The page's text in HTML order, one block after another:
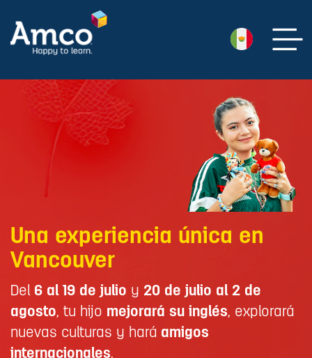
Una experiencia única en
Vancouver
Del 6 al 19 de julio y 20 de julio al 2 de
agosto, tu hijo mejorará su inglés, explorará
nuevas culturas y hará amigos
internacionales.